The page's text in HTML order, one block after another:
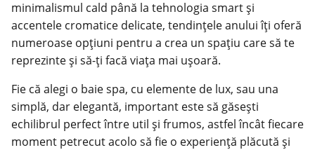
minimalismul cald până la tehnologia smart și
accentele cromatice delicate, tendințele anului îți oferă
numeroase opțiuni pentru a crea un spațiu care să te
reprezinte și să-ți facă viața mai ușoară.
Fie că alegi o baie spa, cu elemente de lux, sau una
simplă, dar elegantă, important este să găsești
echilibrul perfect între util și frumos, astfel încât fiecare
moment petrecut acolo să fie o experiență plăcută și